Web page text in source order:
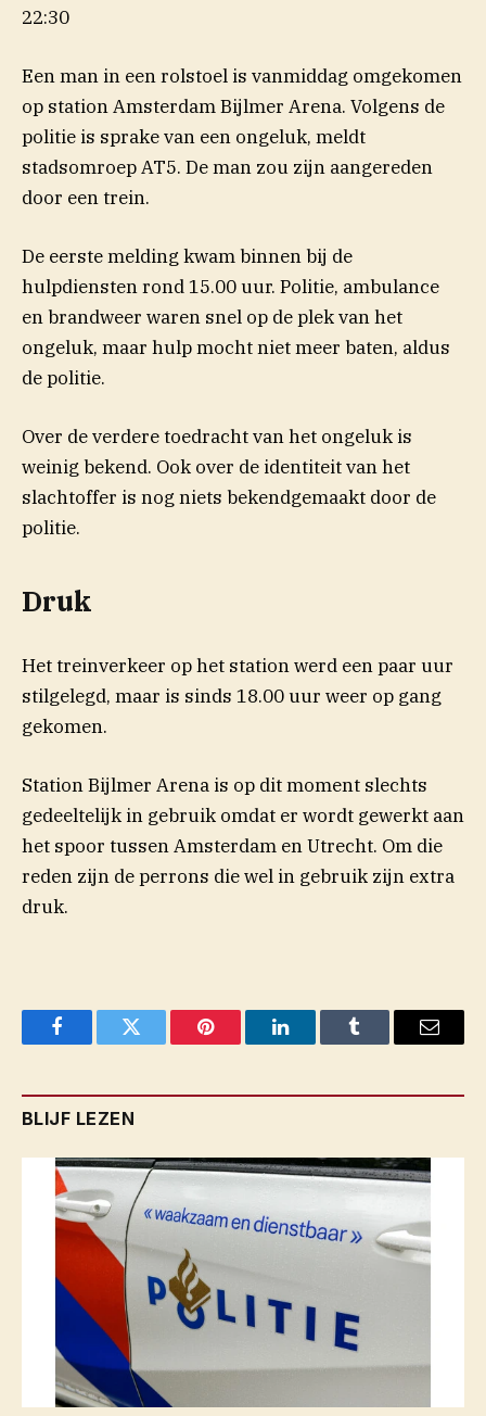
22:30
Een man in een rolstoel is vanmiddag omgekomen
op station Amsterdam Bijlmer Arena. Volgens de
politie is sprake van een ongeluk, meldt
stadsomroepAT5(opent in nieuw venster)
. De man zou zijn aangereden
door een trein.
De eerste melding kwam binnen bij de
hulpdiensten rond 15.00 uur. Politie, ambulance
en brandweer waren snel op de plek van het
ongeluk, maar hulp mocht niet meer baten, aldus
de politie.
Over de verdere toedracht van het ongeluk is
weinig bekend. Ook over de identiteit van het
slachtoffer is nog niets bekendgemaakt door de
politie.
Druk
Het treinverkeer op het station werd een paar uur
stilgelegd, maar is sinds 18.00 uur weer op gang
gekomen.
Station Bijlmer Arena is op dit moment slechts
gedeeltelijk in gebruik omdat er wordt gewerkt aan
het spoor tussen Amsterdam en Utrecht. Om die
reden zijn de perrons die wel in gebruik zijn extra
druk.
FacebookTwitter Pinterest LinkedInTumblr Email
BLIJF LEZEN